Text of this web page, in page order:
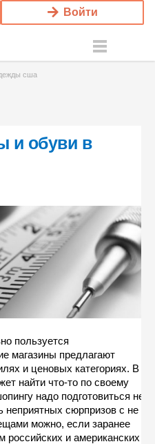
Войти
сша
и обуви в
пользуется
магазины предлагают
и ценовых категориях. В
найти что-то по своему
надо подготовиться не
неприятных сюрпризов с не
можно, если заранее
российских и американских